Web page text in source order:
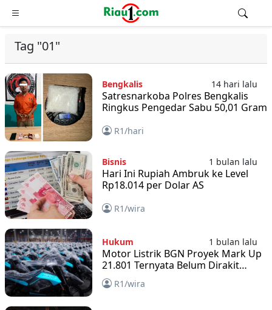
Tag "01"
Bengkalis 14 hari lalu
Satresnarkoba Polres Bengkalis
Ringkus Pengedar Sabu 50,01 Gram
R1/hari
Bisnis 1 bulan lalu
Hari Ini Rupiah Ambruk ke Level
Rp18.014 per Dolar AS
R1/wira
Hukum 1 bulan lalu
Motor Listrik BGN Proyek Mark Up
21.801 Ternyata Belum Dirakit
Semua
R1/wira